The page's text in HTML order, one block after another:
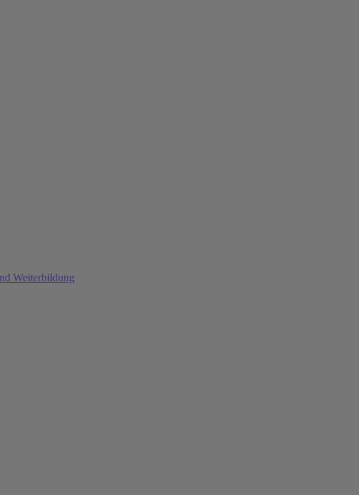
Weiterbildung